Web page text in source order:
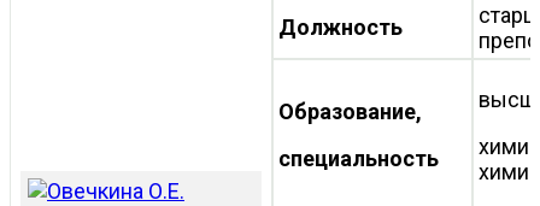
Должность
Образование,
специальность
химии